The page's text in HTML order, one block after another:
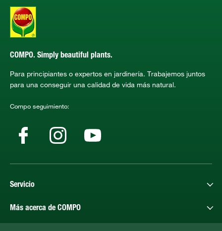
COMPO. Simply beautiful plants.
Para principiantes o expertos en jardinería. Trabajemos juntos
para una conseguir una calidad de vida más natural.
Compo seguimiento:
Servicio
Más acerca de COMPO